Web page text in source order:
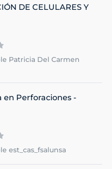
DE CELULARES Y
Patricia Del Carmen
en Perforaciones -
est_cas_fsalunsa